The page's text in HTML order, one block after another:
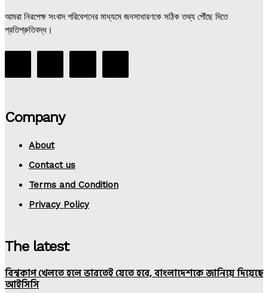
আমরা নিরপেক্ষ সংবাদ পরিবেশনের মাধ্যমে জনসাধারণকে সঠিক তথ্য পৌঁছে দিতে
প্রতিশ্রুতিবদ্ধ।
Company
About
Contact us
Terms and Condition
Privacy Policy
The latest
বিশ্বকাপ খেলতে হলে ভারতেই যেতে হবে, বাংলাদেশকে জানিয়ে দিয়েছে
আইসিসি